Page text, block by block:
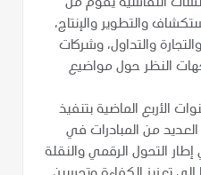
النقاشية يقوم من
والتطوير والإنتاج،
والتداول، وشركات
النظر حول مواضيع
الأربع الماضية بتنفيذ
العديد من المبادرات في
إطار التحول الرقمي والنقلة